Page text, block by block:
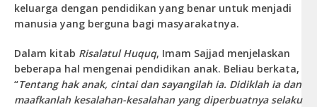
keluarga dengan pendidikan yang benar untuk menjadi
manusia yang berguna bagi masyarakatnya.
Dalam kitab Risalatul Huquq, Imam Sajjad menjelaskan
beberapa hal mengenai pendidikan anak. Beliau berkata,
“Tentang hak anak, cintai dan sayangilah ia. Didiklah ia dan
maafkanlah kesalahan-kesalahan yang diperbuatnya selaku